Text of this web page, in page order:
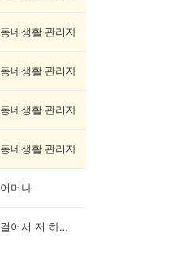
동네생활 관리자
동네생활 관리자
동네생활 관리자
동네생활 관리자
어머나
걸어서 저 하늘까지